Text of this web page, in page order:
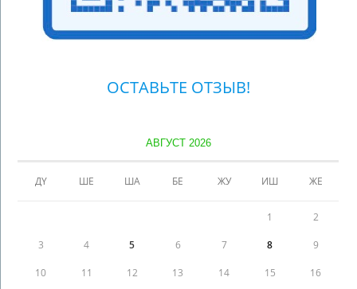
ОСТАВЬТЕ ОТЗЫВ!
АВГУСТ 2026
ДҮ ШЕ ША БЕ ЖУ ИШ ЖЕ
1 2
3 4 5 6 7 8 9
10 11 12 13 14 15 16